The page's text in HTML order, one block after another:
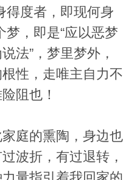
得度者，即现何身
梦，即是“应以恶梦
法”，梦里梦外，
性，走唯主自力不
阻也！
庭的熏陶，身边也
波折，有过退转，